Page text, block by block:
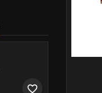
favorite_border